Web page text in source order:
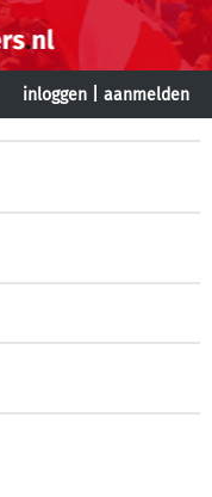
inloggen aanmelden